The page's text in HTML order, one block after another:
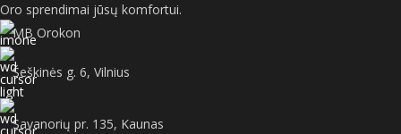
Oro sprendimai jūsų komfortui.
MB Orokon
Šeškinės g. 6, Vilnius
Savanorių pr. 135, Kaunas